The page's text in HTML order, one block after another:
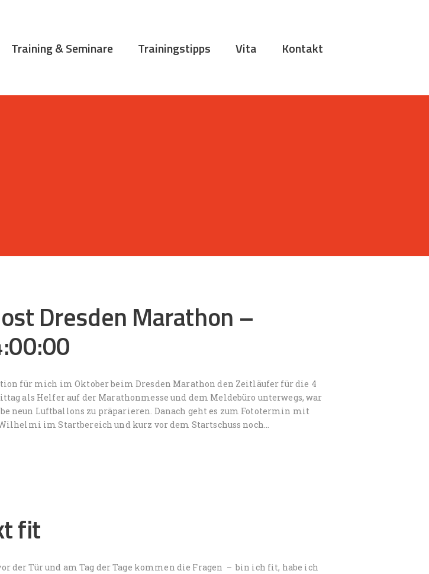
Training & Seminare Trainingstipps Vita Kontakt
Dresden Marathon –
für mich im Oktober beim Dresden Marathon den Zeitläufer für die 4
als Helfer auf der Marathonmesse und dem Meldebüro unterwegs, war
neun Luftballons zu präparieren. Danach geht es zum Fototermin mit
im Startbereich und kurz vor dem Startschuss noch…
fit
der Tür und am Tag der Tage kommen die Fragen – bin ich fit, habe ich